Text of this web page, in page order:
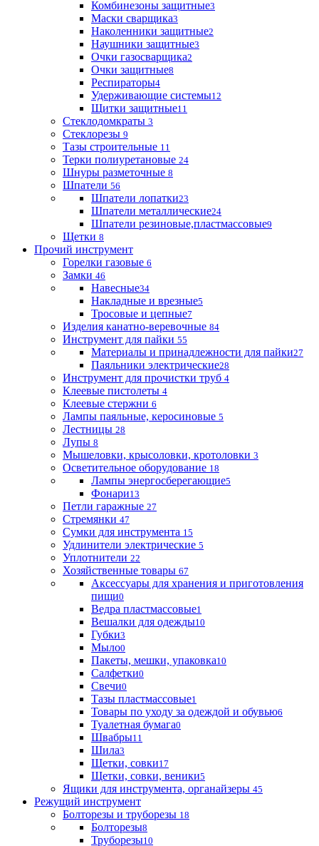
Комбинезоны защитные3
Маски сварщика3
Наколенники защитные2
Наушники защитные3
Очки газосварщика2
Очки защитные8
Респираторы4
Удерживающие системы12
Щитки защитные11
Стеклодомкраты 3
Стеклорезы 9
Тазы строительные 11
Терки полиуретановые 24
Шнуры разметочные 8
Шпатели 56
Шпатели лопатки23
Шпатели металлические24
Шпатели резиновые,пластмассовые9
Щетки 8
Прочий инструмент
Горелки газовые 6
Замки 46
Навесные34
Накладные и врезные5
Тросовые и цепные7
Изделия канатно-веревочные 84
Инструмент для пайки 55
Материалы и принадлежности для пайки27
Паяльники электрические28
Инструмент для прочистки труб 4
Клеевые пистолеты 4
Клеевые стержни 6
Лампы паяльные, керосиновые 5
Лестницы 28
Лупы 8
Мышеловки, крысоловки, кротоловки 3
Осветительное оборудование 18
Лампы энергосберегающие5
Фонари13
Петли гаражные 27
Стремянки 47
Сумки для инструмента 15
Удлинители электрические 5
Уплотнители 22
Хозяйственные товары 67
Аксессуары для хранения и приготовления
пищи0
Ведра пластмассовые1
Вешалки для одежды10
Губки3
Мыло0
Пакеты, мешки, упаковка10
Салфетки0
Свечи0
Тазы пластмассовые1
Товары по уходу за одеждой и обувью6
Туалетная бумага0
Швабры11
Шила3
Щетки, совки17
Щетки, совки, веники5
Ящики для инструмента, органайзеры 45
Режущий инструмент
Болторезы и труборезы 18
Болторезы8
Труборезы10